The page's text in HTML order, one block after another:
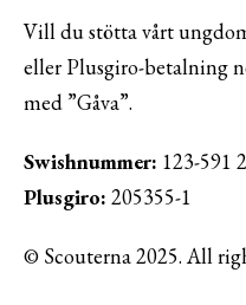
Vill du stötta vårt
eller Plusgiro-betalning
med ”Gåva”.
Swishnummer: 123-591
Plusgiro: 205355-1
© Scouterna 2025. All